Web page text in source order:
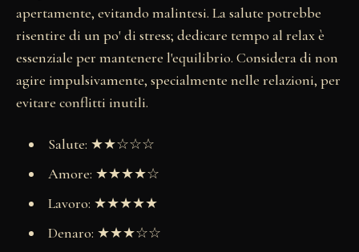
apertamente, evitando malintesi. La salute potrebbe
risentire di un po' di stress; dedicare tempo al relax è
essenziale per mantenere l'equilibrio. Considera di non
agire impulsivamente, specialmente nelle relazioni, per
evitare conflitti inutili.
Salute: ★★☆☆☆
Amore: ★★★★☆
Lavoro: ★★★★★
Denaro: ★★★☆☆